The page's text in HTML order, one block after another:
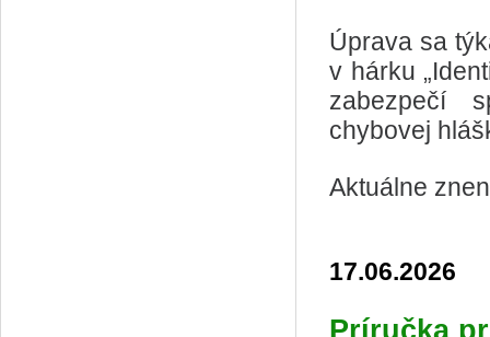
Úprava sa
v hárku
zabezpečí
chybovej
Aktuálne
17.06.2026
Príručka